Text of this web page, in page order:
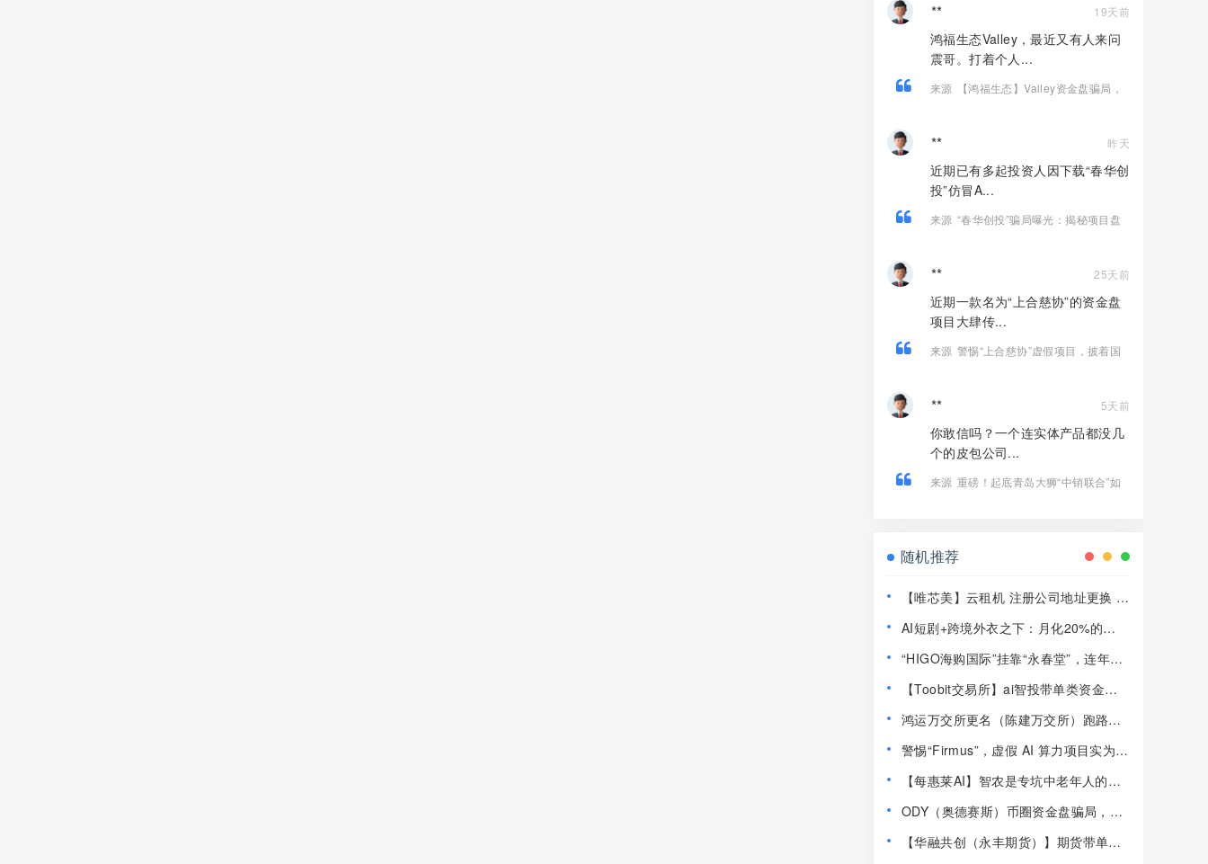
** 19天前
鸿福生态Valley，最近又有人来问
震哥。打着个人...
来源
【鸿福生态】Valley资金盘骗局，
** 昨天
近期已有多起投资人因下载“春华创
投”仿冒A...
来源 “春华创投”骗局曝光：揭秘项目盘
** 25天前
近期一款名为“上合慈协”的资金盘
项目大肆传...
来源 警惕“上合慈协”虚假项目，披着国
** 5天前
你敢信吗？一个连实体产品都没几
个的皮包公司...
来源 重磅！起底青岛大狮“中销联合”如
随机推荐
【唯芯美】云租机 注册公司地址更换 新
成最后的收割！
AI短剧+跨境外衣之下：月化20%的
的
“HIGO海购国际”挂靠“永春堂”，连年亏
人！
【Toobit交易所】ai智投带单类资金盘
离！
鸿运万交所更名（陈建万交所）跑路前
踩！
警惕“Firmus”，虚假 AI 算力项目实为庞
【每惠莱AI】智农是专坑中老年人的农
ODY（奥德赛斯）币圈资金盘骗局，14
【华融共创（永丰期货）】期货带单类